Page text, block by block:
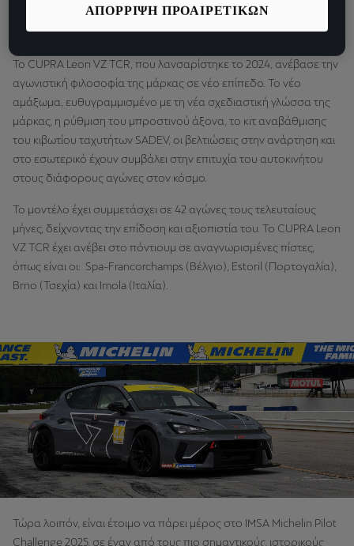
Ένα αγωνιστικό αυτοκίνητο, σχεδιασμένο να πετύχει
Το CUPRA Leon VZ TCR, που λανσαρίστηκε το 2024, ανέβασε την
αγωνιστική φιλοσοφία της μάρκας σε νέο επίπεδο. Το νέο
αμάξωμα, ευθυγραμμισμένο με τη νέα σχεδιαστική γλώσσα της
μάρκας, η ρύθμιση του μπροστινού άξονα, το κιτ αναβάθμισης
του κιβωτίου ταχυτήτων SADEV, οι βελτιώσεις στην ανάρτηση και
στο εσωτερικό έχουν συμβάλει στην επιτυχία του αυτοκινήτου
στους διάφορους αγώνες στον κόσμο.
Το μοντέλο έχει συμμετάσχει σε 42 αγώνες τους τελευταίους
μήνες, δείχνοντας την επίδοση και αξιοπιστία του. Το CUPRA Leon
VZ TCR έχει ανέβει στο πόντιουμ σε αναγνωρισμένες πίστες,
όπως είναι οι: Spa-Francorchamps (Βέλγιο), Estoril (Πορτογαλία),
Brno (Τσεχία) και Imola (Ιταλία).
Τώρα λοιπόν, είναι έτοιμο να πάρει μέρος στο IMSA Michelin Pilot
Challenge 2025, σε έναν από τους πιο σημαντικούς, ιστορικούς
ΑΠΟΡΡΙΨΗ ΠΡΟΑΙΡΕΤΙΚΩΝ